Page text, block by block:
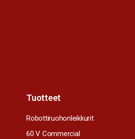
Tuotteet
Robottiruohonleikkurit
60 V Commercial